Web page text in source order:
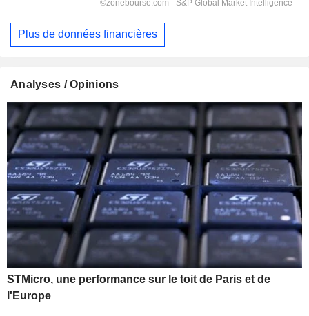
Plus de données financières
Analyses / Opinions
STMicro, une performance sur le toit de Paris et de
l'Europe